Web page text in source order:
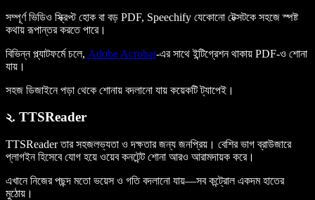
সম্পূর্ণ ভিডিও স্ক্রিপ্ট হোক বা বড় PDF, Speechify যেকোনো টেক্সটকে সহজে স্পষ্ট
কথায় রূপান্তর করতে পারে।
বিভিন্ন প্ল্যাটফর্মে চলে, Adobe Acrobat-এর সাথে ইন্টিগ্রেশন থাকায় PDF-ও শোনা
যায়।
সহজ ডিজাইনে পড়া থেকে শোনায় বদলানো যায় কয়েকটি ট্যাপেই।
২. TTSReader
TTSReader তার সহজলভ্যতা ও দক্ষতার জন্য জনপ্রিয়। বেশির ভাগ ব্রাউজারে
প্লাগইন হিসেবে যোগ হয়ে ওয়েব কনটেন্ট শোনা আরও আরামদায়ক করে।
এখানে নিজের পছন্দ মতো ভয়েস ও গতি বদলানো যায়—সব কন্ট্রোল একদম হাতের
মুঠোয়।